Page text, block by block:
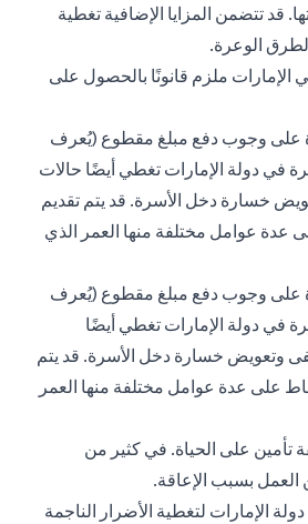
تتضمن المزايا الإضافية تغطية
الوعرة.
ملزم قانونًا بالحصول على
على وجوب دفع مبلغ مقطوع (يُعرف
في دولة الإمارات تغطي أيضًا حالات
خسارة دخل الأسرة. قد يتم تقديم
عدة عوامل مختلفة منها العمر الذي
على وجوب دفع مبلغ مقطوع (يُعرف
في دولة الإمارات تغطي أيضًا
وتعويض خسارة دخل الأسرة. قد يتم
على عدة عوامل مختلفة منها العمر
على الحياة. في كثير من
العمل بسبب الإعاقة.
الإمارات لتغطية الأضرار الناجمة